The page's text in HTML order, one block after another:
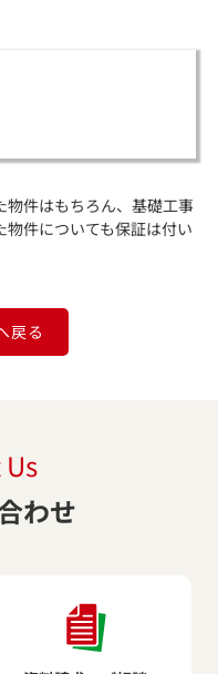
件はもちろん、基礎工事
件についても保証は付い
戻る
わせ